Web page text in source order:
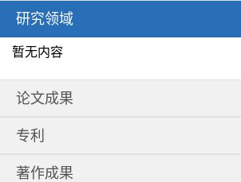
研究领域
暂无内容
论文成果
专利
著作成果